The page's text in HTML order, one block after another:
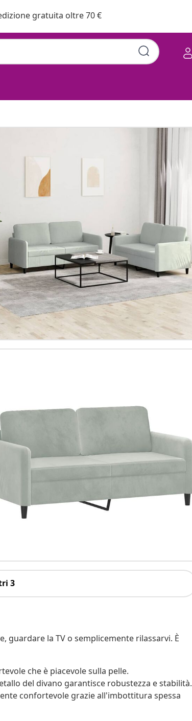
gratuita oltre 70 €
3
guardare la TV o semplicemente rilassarvi. È
che è piacevole sulla pelle.
del divano garantisce robustezza e stabilità.
confortevole grazie all'imbottitura spessa